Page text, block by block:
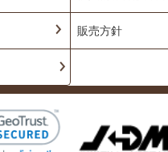
販売方針